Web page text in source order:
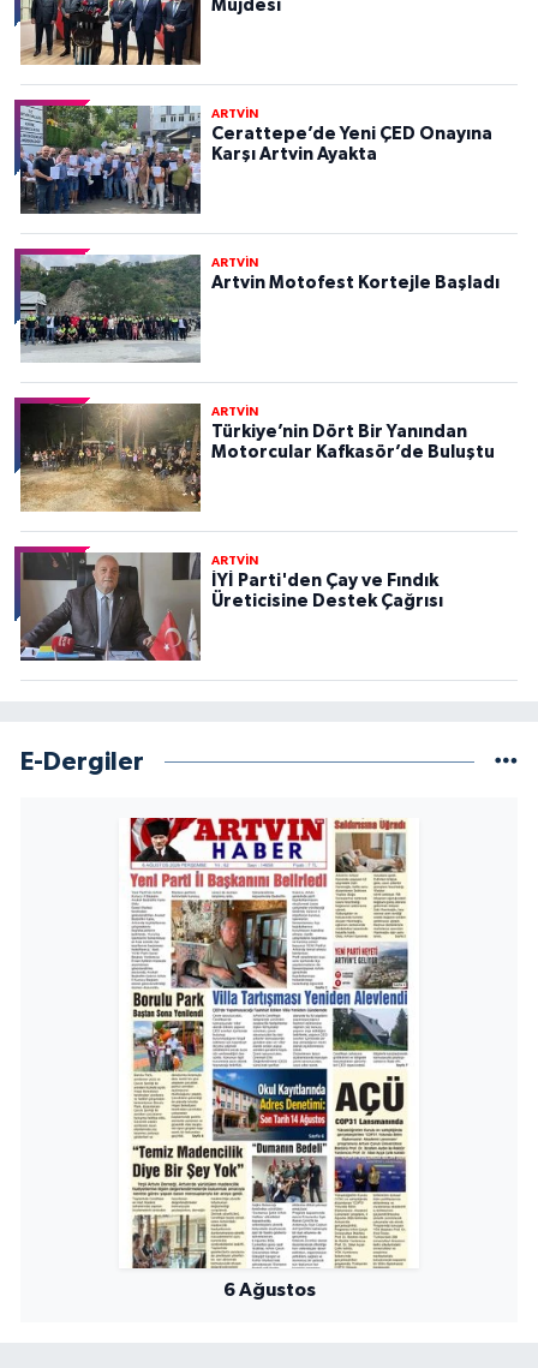
Müjdesi
ARTVİN
Cerattepe’de Yeni ÇED Onayına
Karşı Artvin Ayakta
ARTVİN
Artvin Motofest Kortejle Başladı
ARTVİN
Türkiye’nin Dört Bir Yanından
Motorcular Kafkasör’de Buluştu
ARTVİN
İYİ Parti'den Çay ve Fındık
Üreticisine Destek Çağrısı
E-Dergiler
6 Ağustos